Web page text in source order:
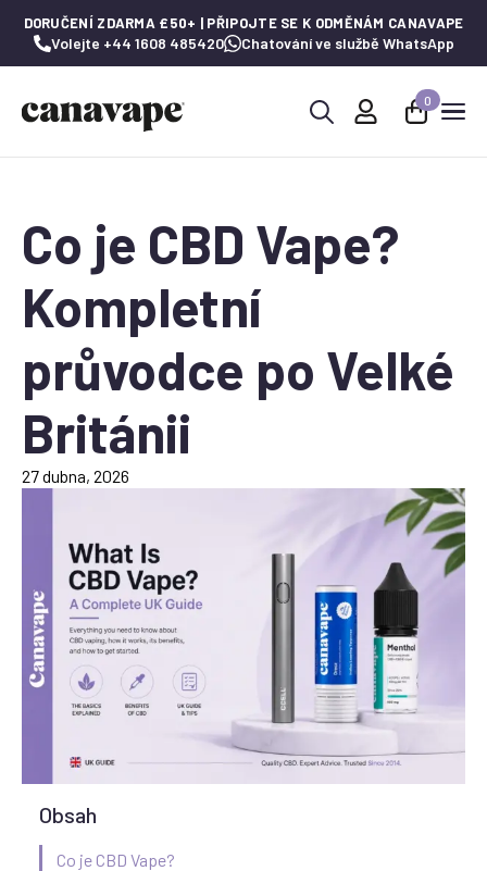
DORUČENÍ ZDARMA £50+ | PŘIPOJTE SE K ODMĚNÁM CANAVAPE
Volejte +44 1608 485420 Chatování ve službě WhatsApp
0
Co je CBD Vape?
Kompletní
průvodce po Velké
Británii
27 dubna, 2026
Obsah
Co je CBD Vape?